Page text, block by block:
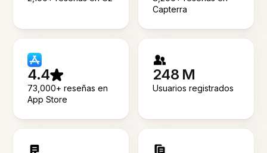
Capterra
4.4
73,000+ reseñas en
App Store
248 M
Usuarios registrados